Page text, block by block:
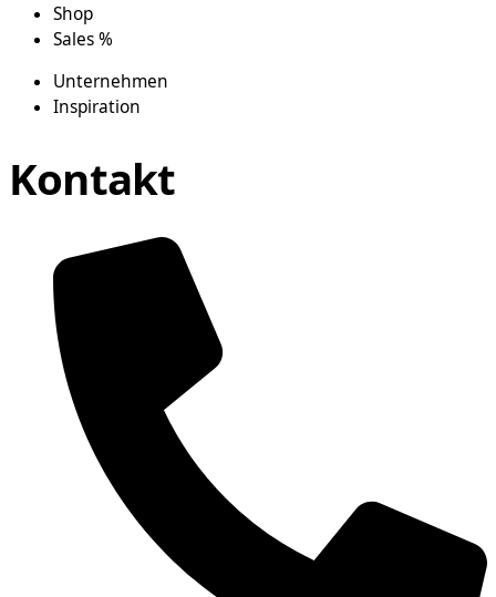
Shop
Sales %
Unternehmen
Inspiration
Kontakt